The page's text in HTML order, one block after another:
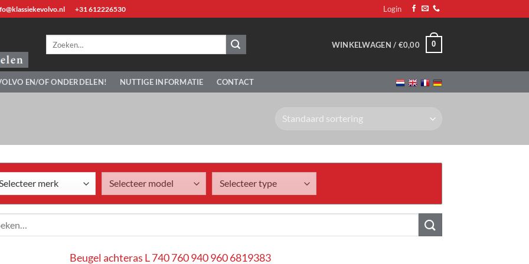
+31 612226530 Login
WINKELWAGEN / €0,00 0
EN/OF ONDERDELEN! NUTTIGE INFORMATIE CONTACT
Beugel achteras L 740 760 940 960 6819383